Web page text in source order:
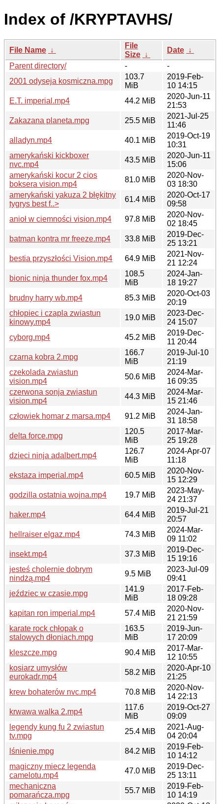
Index of /KRYPTAVHS/
File Name ↓
File
Size ↓
Date ↓
Parent directory/
-
-
2001 odyseja kosmiczna.mpg
103.7
MiB
2019-Feb-
10 14:15
E.T. imperial.mp4
44.2 MiB
2020-Jun-11
21:53
Zakazana planeta.mpg
25.5 MiB
2021-Jul-25
11:46
alladyn.mp4
40.1 MiB
2019-Oct-19
10:31
amerykański kickboxer
nvc.mp4
43.5 MiB
2020-Jun-11
15:06
amerykański kocur 2 cios
boksera vision.mp4
81.0 MiB
2020-Nov-
03 18:30
amerykański yakuza 2 błękitny
tygrys best f..>
61.4 MiB
2020-Oct-17
09:58
anioł w ciemności vision.mp4
97.8 MiB
2020-Nov-
02 18:45
batman kontra mr freeze.mp4
33.8 MiB
2019-Dec-
25 13:21
bestia przyszłości Vision.mp4
64.9 MiB
2021-Nov-
21 12:24
bionic ninja thunder fox.mp4
108.5
MiB
2024-Jan-
18 19:27
brudny harry wb.mp4
85.3 MiB
2020-Oct-03
20:19
chłopiec i czapla zwiastun
kinowy.mp4
19.0 MiB
2023-Dec-
24 15:07
cyborg.mp4
45.2 MiB
2019-Dec-
11 20:44
czarna kobra 2.mpg
166.7
MiB
2019-Jul-10
21:19
czekolada zwiastun
vision.mp4
50.6 MiB
2024-Mar-
16 09:35
czerwona sonja zwiastun
vision.mp4
44.3 MiB
2024-Mar-
15 21:46
człowiek homar z marsa.mp4
91.2 MiB
2024-Jan-
31 18:58
delta force.mpg
120.5
MiB
2017-Mar-
25 19:28
dzieci ninja adalbert.mp4
126.7
MiB
2024-Apr-07
11:18
ekstaza imperial.mp4
60.5 MiB
2020-Nov-
15 12:29
godzilla ostatnia wojna.mp4
19.7 MiB
2023-May-
24 21:37
haker.mp4
64.4 MiB
2019-Jul-21
20:57
hellraiser elgaz.mp4
74.3 MiB
2024-Mar-
09 11:02
insekt.mp4
37.3 MiB
2019-Dec-
15 19:16
jesteś cholernie dobrym
nindżą.mp4
9.5 MiB
2023-Jul-09
09:41
jeździec w czasie.mpg
141.9
MiB
2017-Feb-
18 09:28
kapitan ron imperial.mp4
57.4 MiB
2020-Nov-
21 21:59
karate rock chłopak o
stalowych dłoniach.mpg
163.5
MiB
2019-Jun-
17 20:09
kleszcze.mpg
90.4 MiB
2017-Mar-
12 10:55
kosiarz umysłów
eurokadr.mp4
58.2 MiB
2020-Apr-10
21:25
krew bohaterów nvc.mp4
70.8 MiB
2020-Nov-
14 22:13
krwawa walka 2.mp4
117.6
MiB
2019-Oct-27
09:09
legendy kung fu 2 zwiastun
tv.mpg
25.4 MiB
2021-Aug-
04 20:04
lśnienie.mpg
84.2 MiB
2019-Feb-
10 14:12
magiczny miecz legenda
camelotu.mp4
47.0 MiB
2019-Dec-
25 13:11
mechaniczna
pomarańcza.mpg
55.7 MiB
2019-Feb-
10 14:19